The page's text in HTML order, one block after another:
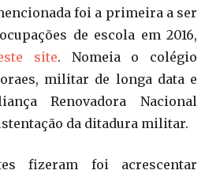
foi a primeira a ser
de escola em 2016,
site. Nomeia o colégio
militar de longa data e
Renovadora Nacional
da ditadura militar.
fizeram foi acrescentar